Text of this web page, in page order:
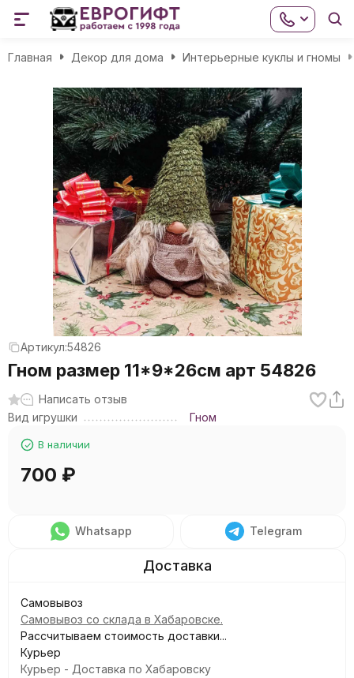
Главная Декор для дома Интерьерные куклы и гномы
Артикул:54826
Гном размер 11*9*26см арт 54826
Написать отзыв
Вид игрушки
Гном
В наличии
700 ₽
Whatsapp Telegram
Самовывоз
Самовывоз со склада в Хабаровске.
Рассчитываем стоимость доставки...
Курьер
Курьер - Доставка по Хабаровску